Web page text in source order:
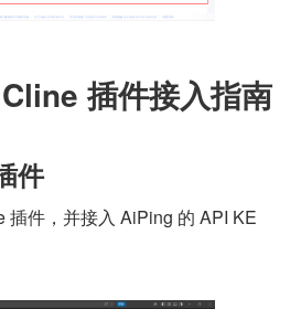
插件接入指南
件
插件，并接入 AiPing 的 API KE